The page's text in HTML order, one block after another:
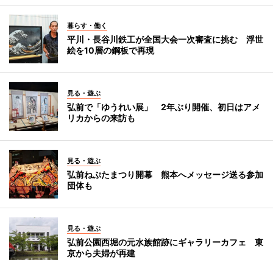
暮らす・働く
平川・長谷川鉄工が全国大会一次審査に挑む 浮世
絵を10層の鋼板で再現
見る・遊ぶ
弘前で「ゆうれい展」 2年ぶり開催、初日はアメ
リカからの来訪も
見る・遊ぶ
弘前ねぷたまつり開幕 熊本へメッセージ送る参加
団体も
見る・遊ぶ
弘前公園西堀の元水族館跡にギャラリーカフェ 東
京から夫婦が再建